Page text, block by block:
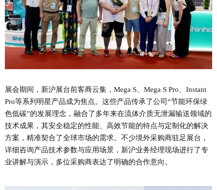
展会期间，新沪展台前客商云集，Mega S、Mega S Pro、Instant
Pro等系列明星产品成为焦点。这些产品传承了公司“节能环保绿
色低碳”的发展理念，融合了多年来在流体介质无泄漏输送领域的
技术成果，其安全稳定的性能、高效节能的特点与定制化的解决
方案，精准契合了全球市场的需求。不少境外采购商驻足展台，
详细咨询产品技术参数与应用场景，新沪业务经理现场进行了专
业讲解与演示，多位采购商表达了明确的合作意向。